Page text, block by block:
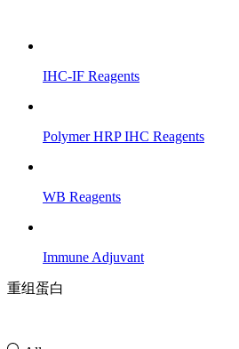
IHC-IF Reagents
Polymer HRP IHC Reagents
WB Reagents
Immune Adjuvant
重组蛋白